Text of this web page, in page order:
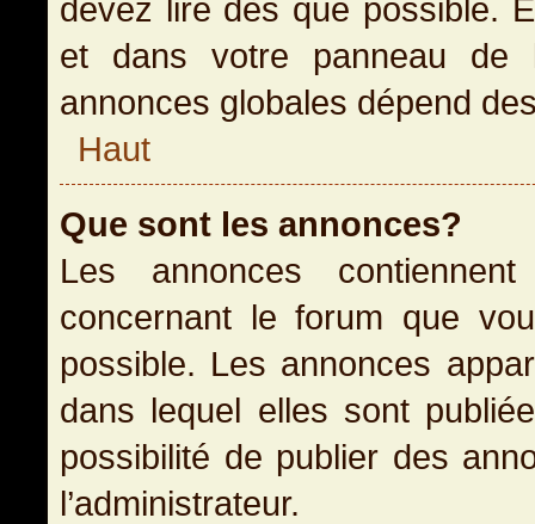
devez lire dès que possible.
et dans votre panneau de
annonces globales dépend
Haut
Que sont les annonces?
Les annonces
concernant le forum que
possible. Les annonces
dans lequel elles sont
possibilité de publier des
l’administrateur.